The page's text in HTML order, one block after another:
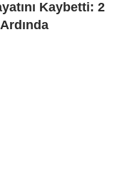
Kaybetti: 2